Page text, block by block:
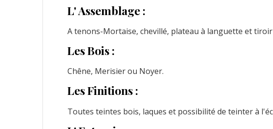
L' Assemblage :
A tenons-Mortaise, chevillé, plateau à languette et
Les Bois :
Chêne, Merisier ou Noyer.
Les Finitions :
Toutes teintes bois, laques et possibilité de teinter à